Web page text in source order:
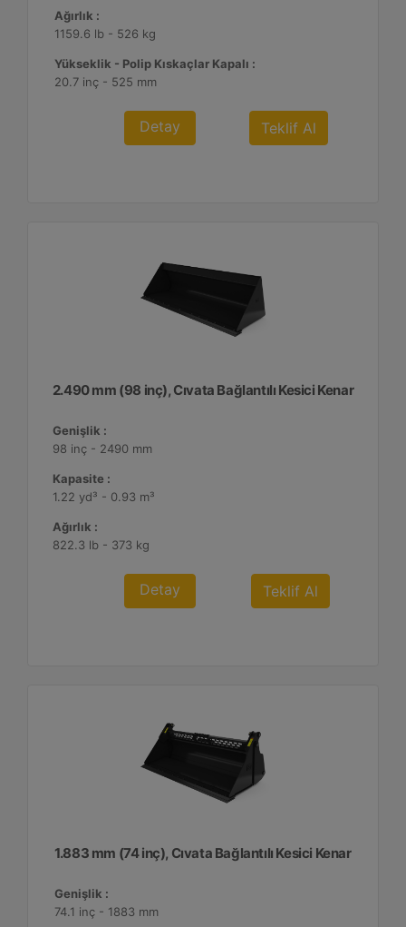
Ağırlık :
1159.6 lb - 526 kg
Yükseklik - Polip Kıskaçlar Kapalı :
20.7 inç - 525 mm
Detay Teklif Al
2.490 mm (98 inç), Cıvata Bağlantılı Kesici Kenar
Genişlik :
98 inç - 2490 mm
Kapasite :
1.22 yd³ - 0.93 m³
Ağırlık :
822.3 lb - 373 kg
Detay Teklif Al
1.883 mm (74 inç), Cıvata Bağlantılı Kesici Kenar
Genişlik :
74.1 inç - 1883 mm